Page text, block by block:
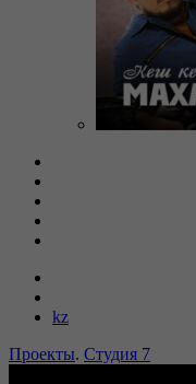
kz
Проекты. Студия 7